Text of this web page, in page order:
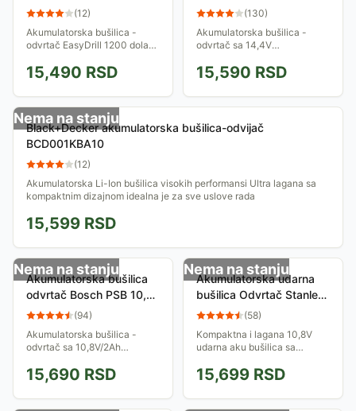
1200 sa priborom i dve
(12)
Akumulatorska bušilica -
odvrtač EasyDrill 1200 dolazi
nošenje, zajedno sa
punjačem, dve baterije od 12V
i 1.5Ah i setom...
15,490 RSD
LI 0603954322
(130)
Akumulatorska bušilica -
odvrtač sa 14,4V
glava omogućava laku
promenu nastavaka u svakom
trenutku. Isporučuje se sa...
15,590 RSD
Nema na stanju
Black+Decker akumulatorska bušilica-odvijač
BCD001KBA10
(12)
Akumulatorska Li-Ion bušilica visokih performansi Ultra lagana sa
kompaktnim dizajnom idealna je za sve uslove rada
15,599 RSD
Nema na stanju
Akumulatorska bušilica
odvrtač Bosch PSB 10,8
Li-2 0603983923
(94)
Akumulatorska bušilica -
odvrtač sa 10,8V/2Ah
glava omogućava laku
promenu nastavaka u svakom
trenutku. Isporučuje se sa...
15,690 RSD
Nema na stanju
Akumulatorska udarna
bušilica Odvrtač Stanley
FatMax FMC021S2
(58)
Kompaktna i lagana 10,8V
udarna aku bušilica sa
2 baterije i koferom.
15,699 RSD